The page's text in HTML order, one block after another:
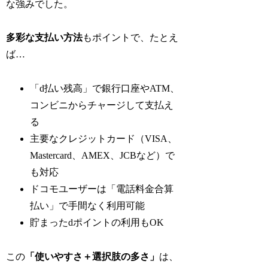
な強みでした。
多彩な支払い方法もポイントで、たとえ
ば…
「d払い残高」で銀行口座やATM、
コンビニからチャージして支払え
る
主要なクレジットカード（VISA、
Mastercard、AMEX、JCBなど）で
も対応
ドコモユーザーは「電話料金合算
払い」で手間なく利用可能
貯まったdポイントの利用もOK
この 「使いやすさ＋選択肢の多さ」 は、